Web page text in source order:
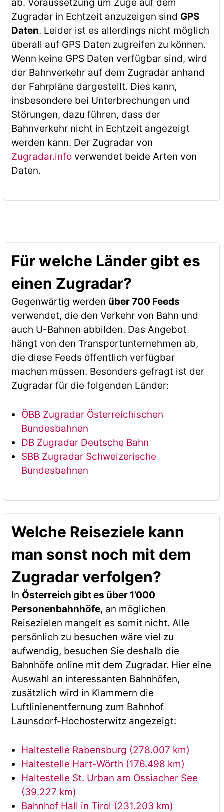
ab. Voraussetzung um Züge auf dem
Zugradar in Echtzeit anzuzeigen sind GPS
Daten. Leider ist es allerdings nicht möglich
überall auf GPS Daten zugreifen zu können.
Wenn keine GPS Daten verfügbar sind, wird
der Bahnverkehr auf dem Zugradar anhand
der Fahrpläne dargestellt. Dies kann,
insbesondere bei Unterbrechungen und
Störungen, dazu führen, dass der
Bahnverkehr nicht in Echtzeit angezeigt
werden kann. Der Zugradar von
Zugradar.infoverwendet beide Arten von
Daten.
Für welche Länder gibt es
einen Zugradar?
Gegenwärtig werden über 700 Feeds
verwendet, die den Verkehr von Bahn und
auch U-Bahnen abbilden. Das Angebot
hängt von den Transportunternehmen ab,
die diese Feeds öffentlich verfügbar
machen müssen. Besonders gefragt ist der
Zugradar für die folgenden Länder:
ÖBB Zugradar Österreichischen
Bundesbahnen
DB Zugradar Deutsche Bahn
SBB Zugradar Schweizerische
Bundesbahnen
Welche Reiseziele kann
man sonst noch mit dem
Zugradar verfolgen?
In Österreich gibt es über 1’000
Personenbahnhöfe, an möglichen
Reisezielen mangelt es somit nicht. Alle
persönlich zu besuchen wäre viel zu
aufwendig, besuchen Sie deshalb die
Bahnhöfe online mit dem Zugradar. Hier eine
Auswahl an interessanten Bahnhöfen,
zusätzlich wird in Klammern die
Luftlinienentfernung zum Bahnhof
Launsdorf-Hochosterwitz angezeigt:
Haltestelle Rabensburg (278.007 km)
Haltestelle Hart-Wörth (176.498 km)
Haltestelle St. Urban am Ossiacher See
(39.227 km)
Bahnhof Hall in Tirol (231.203 km)